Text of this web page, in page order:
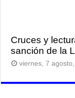
Cruces y
sanción de la
viernes, 7